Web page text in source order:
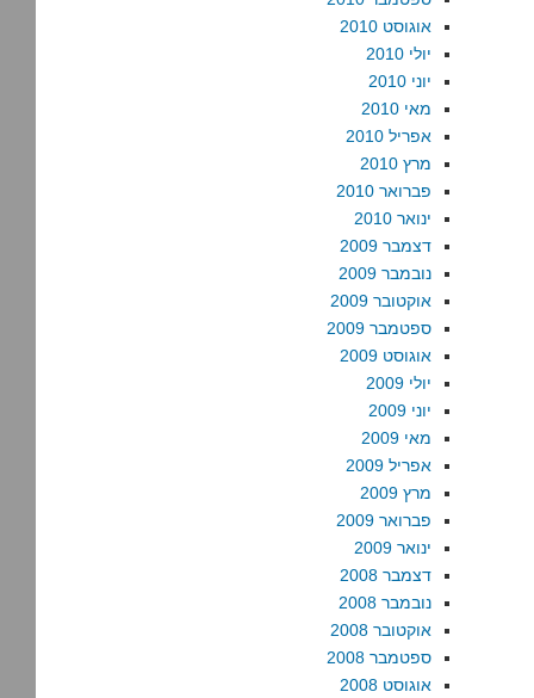
אוגוסט 2010
יולי 2010
יוני 2010
מאי 2010
אפריל 2010
מרץ 2010
פברואר 2010
ינואר 2010
דצמבר 2009
נובמבר 2009
אוקטובר 2009
ספטמבר 2009
אוגוסט 2009
יולי 2009
יוני 2009
מאי 2009
אפריל 2009
מרץ 2009
פברואר 2009
ינואר 2009
דצמבר 2008
נובמבר 2008
אוקטובר 2008
ספטמבר 2008
אוגוסט 2008